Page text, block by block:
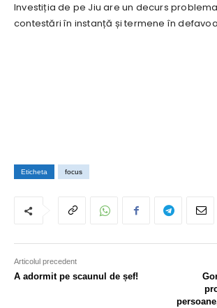
Investiția de pe Jiu are un decurs
contestări în instanță și termene în
Eticheta focus
Articolul precedent
A adormit pe scaunul de șef!